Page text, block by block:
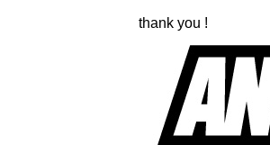
thank you !